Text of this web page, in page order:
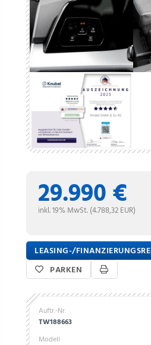
29.990 €
inkl. 19% MwSt. (4.788,32 EUR)
LEASING-/
PARKEN
Auftr.-Nr.
TW188663
Modell